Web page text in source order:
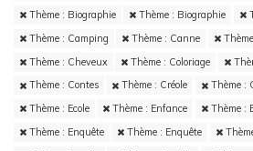
Thème : Biographie
Thème : Biographie
Thème : Camping
Thème : Canne
Thème : Cheveux
Thème : Coloriage
Thème : Contes
Thème : Créole Thème :
Thème : Ecole
Thème : Enfance Thème :
Thème : Enquête
Thème : Enquête